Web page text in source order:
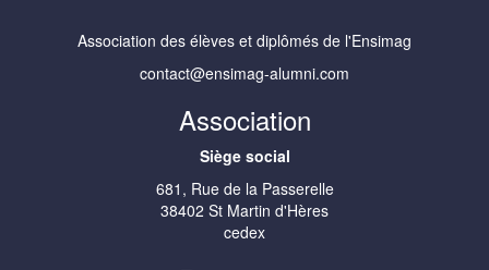
Association des élèves et diplômés de l'Ensimag
contact@ensimag-alumni.com
Association
Siège social
681, Rue de la Passerelle
38402 St Martin d'Hères
cedex